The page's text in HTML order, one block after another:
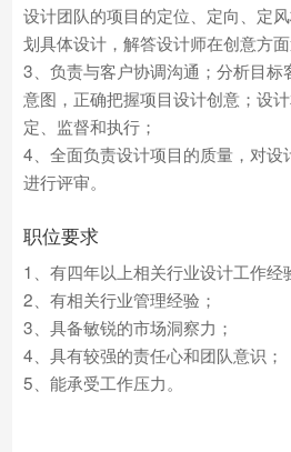
设计团队的项目的定位、定向、定
划具体设计，解答设计师在创意方
3、负责与客户协调沟通；分析目标
意图，正确把握项目设计创意；设
定、监督和执行；
4、全面负责设计项目的质量，对
进行评审。
职位要求
1、有四年以上相关行业设计工作经
2、有相关行业管理经验；
3、具备敏锐的市场洞察力；
4、具有较强的责任心和团队意识；
5、能承受工作压力。